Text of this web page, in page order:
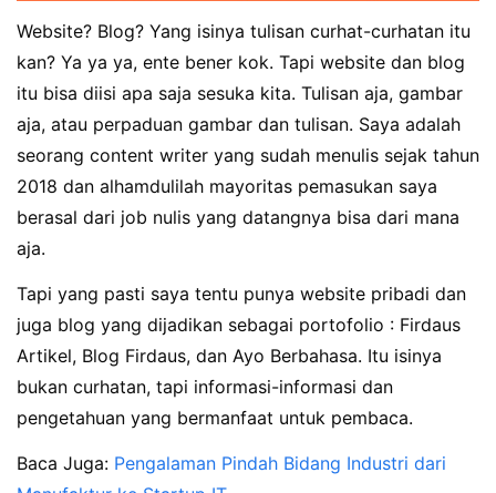
Website? Blog? Yang isinya tulisan curhat-curhatan itu
kan? Ya ya ya, ente bener kok. Tapi website dan blog
itu bisa diisi apa saja sesuka kita. Tulisan aja, gambar
aja, atau perpaduan gambar dan tulisan. Saya adalah
seorang content writer yang sudah menulis sejak tahun
2018 dan alhamdulilah mayoritas pemasukan saya
berasal dari job nulis yang datangnya bisa dari mana
aja.
Tapi yang pasti saya tentu punya website pribadi dan
juga blog yang dijadikan sebagai portofolio : Firdaus
Artikel, Blog Firdaus, dan Ayo Berbahasa. Itu isinya
bukan curhatan, tapi informasi-informasi dan
pengetahuan yang bermanfaat untuk pembaca.
Baca Juga: Pengalaman Pindah Bidang Industri dari